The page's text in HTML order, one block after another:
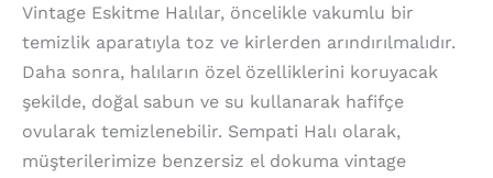
Vintage Eskitme Halılar, öncelikle vakumlu bir
temizlik aparatıyla toz ve kirlerden arındırılmalıdır.
Daha sonra, halıların özel özelliklerini koruyacak
şekilde, doğal sabun ve su kullanarak hafifçe
ovularak temizlenebilir. Sempati Halı olarak,
müşterilerimize benzersiz el dokuma vintage